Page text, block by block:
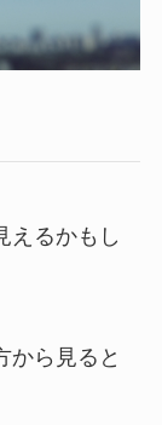
えるかもし
から見ると